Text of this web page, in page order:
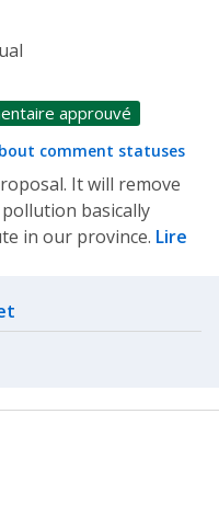
approuvé
comment statuses
It will remove
basically
in our province. Lire